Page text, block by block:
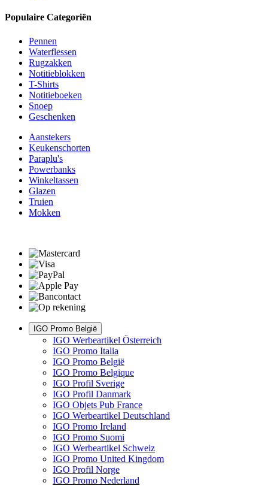
Populaire Categoriën
Pennen
Waterflessen
Rugzakken
Notitieblokken
T-Shirts
Notitieboeken
Snoep
Geschenken
Aanstekers
Keukenschorten
Paraplu's
Powerbanks
Winkeltassen
Glazen
Truien
Mokken
IGO Promo België
IGO Werbeartikel Österreich
IGO Promo Italia
IGO Promo België
IGO Promo Belgique
IGO Profil Sverige
IGO Profil Danmark
IGO Objets Pub France
IGO Werbeartikel Deutschland
IGO Promo Ireland
IGO Promo Suomi
IGO Werbeartikel Schweiz
IGO Promo United Kingdom
IGO Profil Norge
IGO Promo Nederland